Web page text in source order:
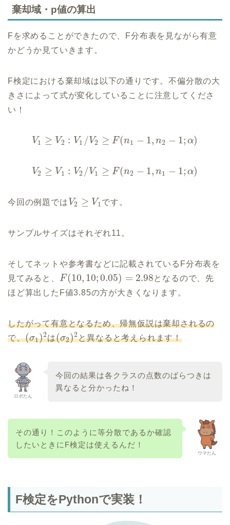
棄却域・p値の算出
Fを求めることができたので、F分布表を見ながら有意
かどうか見ていきます。
F検定における棄却域は以下の通りです。不偏分散の大
きさによって式が変化していることに注意してくださ
い！
V1 ≥ V2 : V1 / V2 ≥ F(n1 − 1, n2 − 1; α)
V2 ≥ V1 : V2 / V1 ≥ F(n2 − 1, n1 − 1; α)
今回の例題では V2 ≥ V1です。
サンプルサイズはそれぞれ11。
そしてネットや参考書などに記載されているF分布表を
見てみると、 F (10, 10;0.05) = 2.98となるので、先
ほど算出したF値3.85の方が大きくなります。
したがって有意となるため、帰無仮説は棄却されるの
で、(σ1)2は(σ2)2と異なると考えられます！
ロボたん
今回の結果は各クラスの点数のばらつきは
異なると分かったね！
ウマたん
その通り！このように等分散であるか確認
したいときにF検定は使えるんだ！
F検定をPythonで実装！